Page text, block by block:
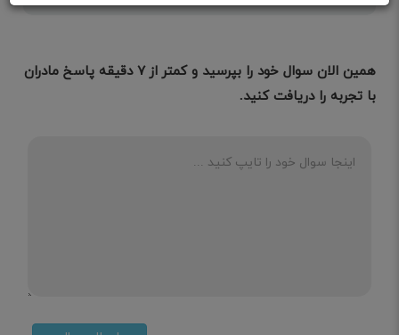
همین الان سوال خود را بپرسید و کمتر از ۷ دقیقه پاسخ مادران
با تجربه را دریافت کنید.